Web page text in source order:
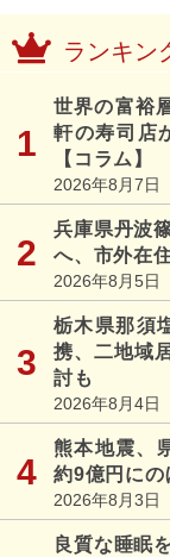
ランキン
世界の富裕
軒の寿司店
【コラム】
2026年8月7日
兵庫県丹波
へ、市外在
2026年8月5日
栃木県那須
携、二地域
討も
2026年8月4日
熊本地震、
約9億円にの
2026年8月3日
良質な睡眠